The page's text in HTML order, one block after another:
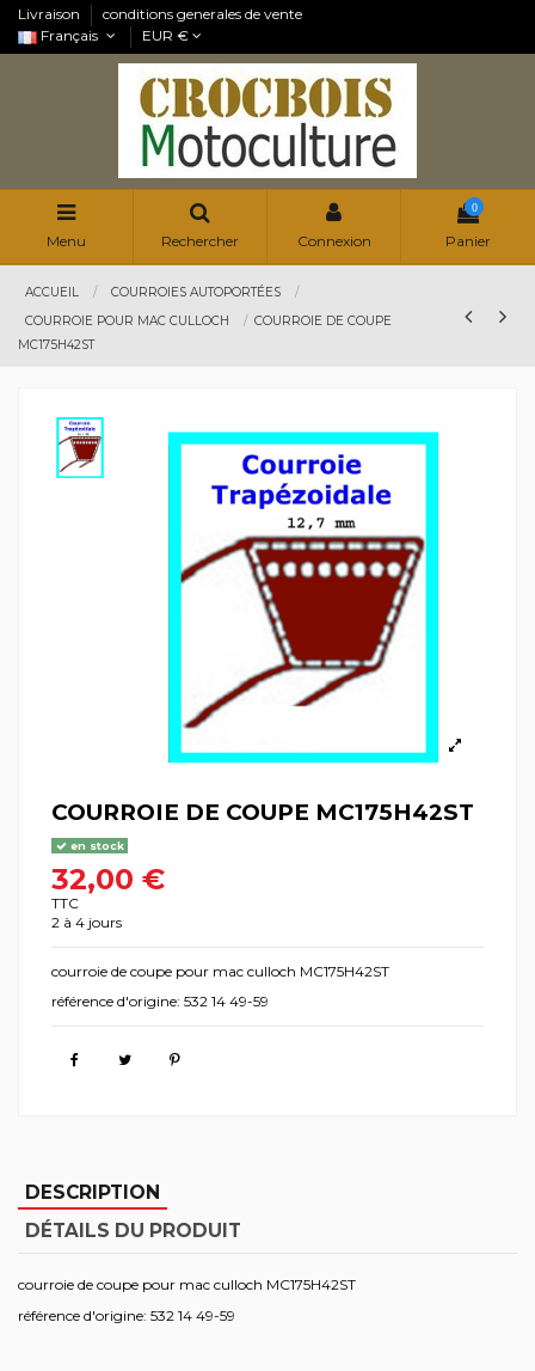
Livraison
conditions generales de vente
Français
EUR €
Menu Rechercher Connexion
0
Panier
ACCUEIL
COURROIES AUTOPORTÉES
COURROIE POUR MAC CULLOCH
COURROIE DE COUPE
MC175H42ST
COURROIE DE COUPE MC175H42ST
en stock
32,00 €
TTC
2 à 4 jours
courroie de coupe pour mac culloch MC175H42ST
référence d'origine: 532 14 49-59
DESCRIPTION
DÉTAILS DU PRODUIT
courroie de coupe pour mac culloch MC175H42ST
référence d'origine: 532 14 49-59